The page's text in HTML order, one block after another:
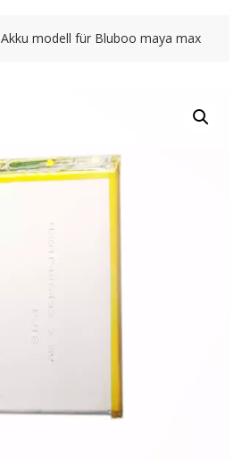
Akku modell für Bluboo maya max